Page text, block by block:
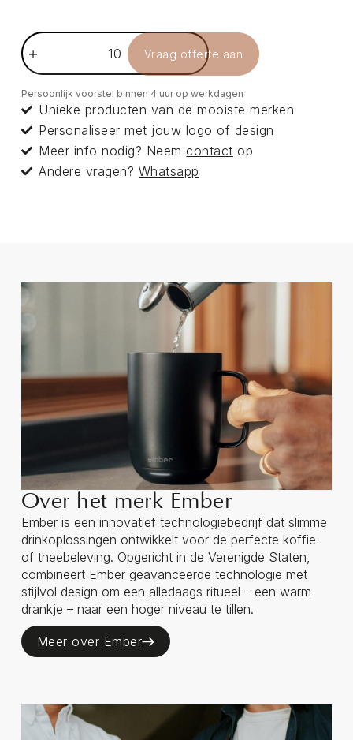
Vraag offerte aan
Persoonlijk voorstel binnen 4 uur op werkdagen
Unieke producten van de mooiste merken
Personaliseer met jouw logo of design
Meer info nodig? Neemcontact op
Andere vragen? Whatsapp
Over het merk Ember
Ember is een innovatief technologiebedrijf dat slimme
drinkoplossingen ontwikkelt voor de perfecte koffie-
of theebeleving. Opgericht in de Verenigde Staten,
combineert Ember geavanceerde technologie met
stijlvol design om een alledaags ritueel – een warm
drankje – naar een hoger niveau te tillen.
Meer over Ember